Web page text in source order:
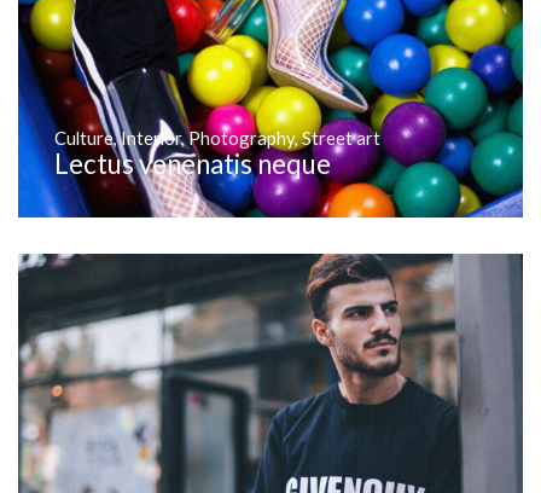
Culture,Interior,Photography,Street art
Lectus venenatis neque